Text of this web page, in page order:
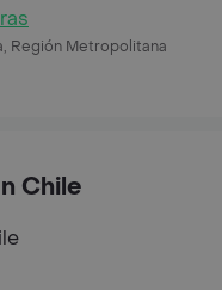
Región Metropolitana
Chile